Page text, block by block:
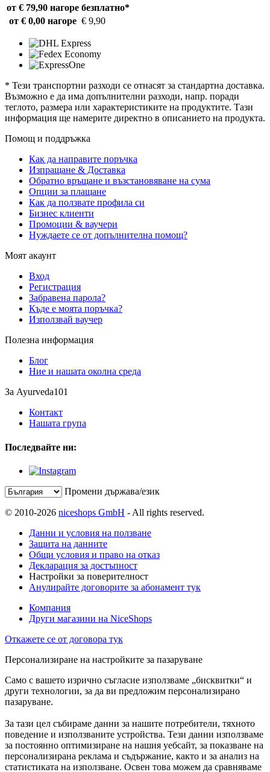
от € 79,90 нагоре безплатно*
от € 0,00 нагоре € 9,90
* Тези транспортни разходи се отнасят за стандартна доставка.
Възможно е да има допълнителни разходи, напр. поради
теглото, размера или характеристиките на продуктите. Тази
информация ще намерите директно в описанието на продукта.
Помощ и поддръжка
Как да направите поръчка
Изпращане & Доставка
Обратно връщане и възстановяване на сума
Опции за плащане
Как да ползвате профила си
Бизнес клиенти
Промоции & ваучери
Нуждаете се от допълнителна помощ?
Моят акаунт
Вход
Регистрация
Забравена парола?
Къде е моята поръчка?
Използвай ваучер
Полезна информация
Блог
Ние и нашата околна среда
За Ayurveda101
Контакт
Нашата група
Последвайте ни:
Промени държава/език
© 2010-2026 niceshops GmbH - All rights reserved.
Данни и условия на ползване
Защита на данните
Общи условия и право на отказ
Декларация за достъпност
Настройки за поверителност
Анулирайте договорите за абонамент тук
Компания
Други магазини на NiceShops
Откажете се от договора тук
Персонализиране на настройките за пазаруване
Само с вашето изрично съгласие използваме „бисквитки“ и
други технологии, за да ви предложим персонализирано
пазаруване.
За тази цел събираме данни за нашите потребители, тяхното
поведение и използваните устройства. Тези данни използваме
за постоянно оптимизиране на нашия уебсайт, за показване на
персонализирана реклама и съдържание, както и за анализ на
статистиката на използване. Освен това можем да сравняваме